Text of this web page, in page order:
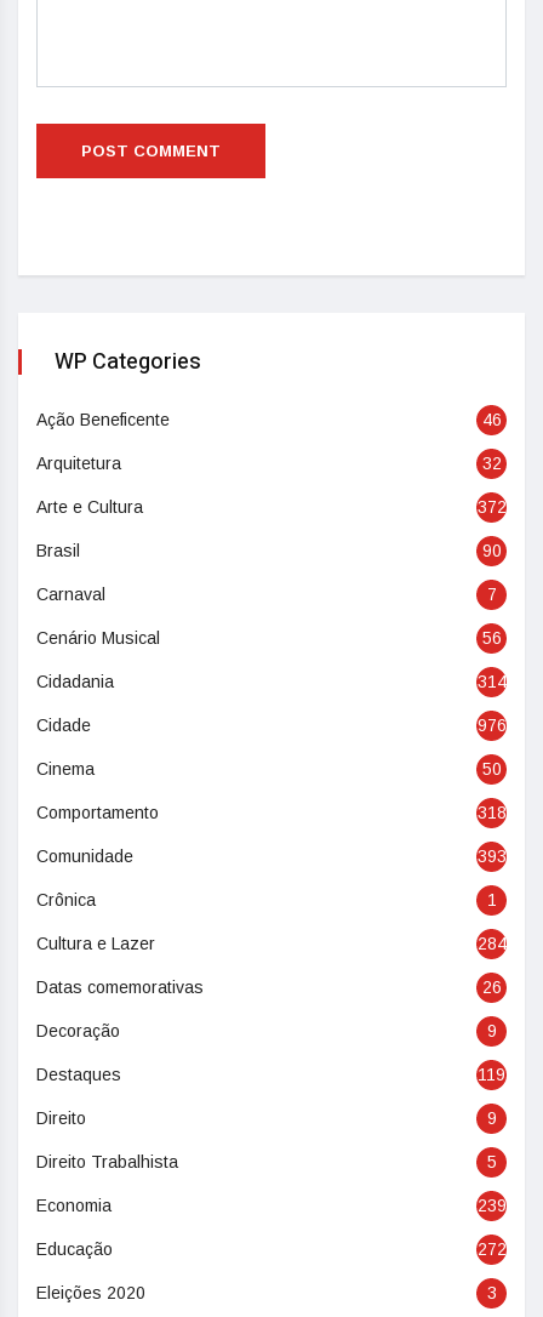
WP Categories
Ação Beneficente 46
Arquitetura 32
Arte e Cultura 372
Brasil 90
Carnaval 7
Cenário Musical 56
Cidadania 314
Cidade 976
Cinema 50
Comportamento 318
Comunidade 393
Crônica 1
Cultura e Lazer 284
Datas comemorativas 26
Decoração 9
Destaques 119
Direito 9
Direito Trabalhista 5
Economia 239
Educação 272
Eleições 2020 3